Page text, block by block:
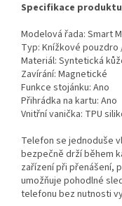
Specifikace
Modelová řada: Smart
Typ: Knížkové pouzdro
Materiál: Syntetická
Zavírání: Magnetické
Funkce stojánku: Ano
Přihrádka na kartu: Ano
Vnitřní vanička: TPU
Telefon se jednoduše
bezpečně drží během
zařízení při přenášení,
umožňuje pohodlné
telefonu bez nutnosti